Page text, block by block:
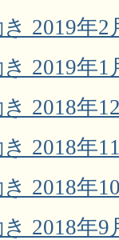
2019年2
2019年1
2018年
2018年
2018年
2018年9